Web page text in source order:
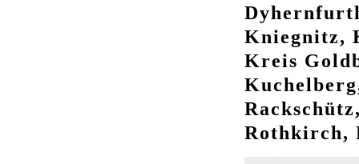
Kniegnitz,
Kreis
Rothkirch,